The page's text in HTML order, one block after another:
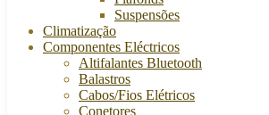
Suspensões
Climatização
Componentes Eléctricos
Altifalantes Bluetooth
Balastros
Cabos/Fios Elétricos
Conetores